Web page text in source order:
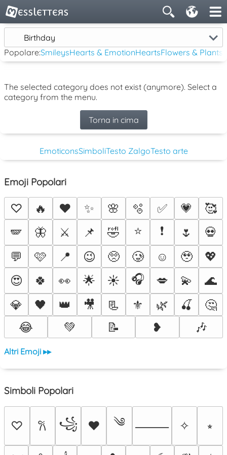
Birthday
Popolare:SmileysHearts & EmotionHeartsFlowers & Plants
The selected category does not exist (anymore). Select a
category from the menu.
Torna in cima
EmoticonsSimboliTesto ZalgoTesto arte
Emoji Popolari
♡ 🔥 ❤️ ✨ 🌸 🫧 ✅ 💗
🥰
🪽
🦋 ⚔️ 📌 🤣 ⭐ ❗ 🌷
💀
💬
🩷 📍 😉 🥺 🥲 ☺️ 🥹
💖
😍
🍀 👀 🌟 ☀️ 🎧 💋 💫
🌊
💎
🖤 👑 🎥 📃 ⚜️ 🌿 🍒
🤔
😂
💚 📝 ❥ 🎶
Altri Emoji ▸▸
Simboli Popolari
♡ 𐙚 ꧁ ♥ ༄ ⸻ ✧ ⭒